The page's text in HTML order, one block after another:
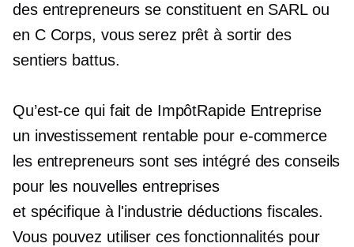
des entrepreneurs se constituent en SARL ou
en C Corps, vous serez prêt à sortir des
sentiers battus.
Qu’est-ce qui fait de ImpôtRapide Entreprise
un investissement rentable pour e-commerce
les entrepreneurs sont ses intégrédes conseils
pour les nouvelles entreprises
et spécifique à l'industrie déductions fiscales.
Vous pouvez utiliser ces fonctionnalités pour